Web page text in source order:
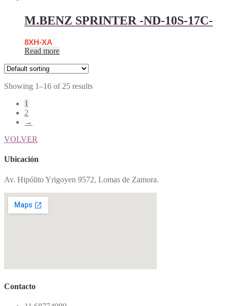
M.BENZ SPRINTER -ND-10S-17C-
8XH-XA
Read more
Showing 1–16 of 25 results
1
2
→
VOLVER
Ubicación
Av. Hipólito Yrigoyen 9572, Lomas de Zamora.
Contacto